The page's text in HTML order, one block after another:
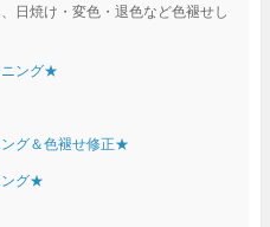
日焼け・変色・退色など色褪せし
ニング★
グ＆色褪せ修正★
ング★